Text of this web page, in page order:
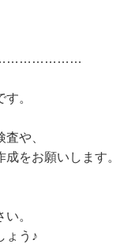
。
や、
をお願いします。
。
ょう♪